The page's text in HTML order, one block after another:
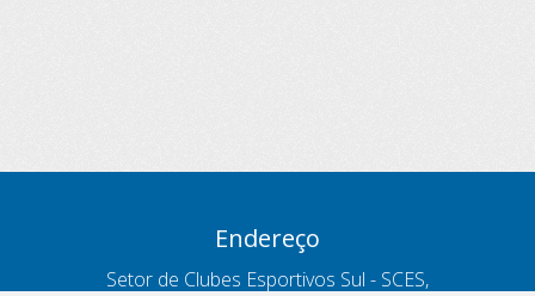
Endereço
Setor de Clubes Esportivos Sul - SCES,